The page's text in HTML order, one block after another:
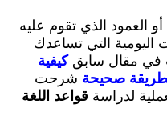
العمود الذي تقوم عليه
اليومية التي تساعدك
في مقال سابقكيفية
بطريقة صحيحة شرحت
لدراسة قواعد اللغة